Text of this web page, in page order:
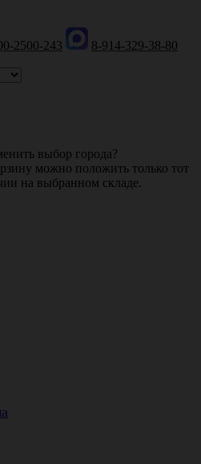
2500-243
8-914-329-38-80
выбор города?
можно положить только тот
на выбранном складе.